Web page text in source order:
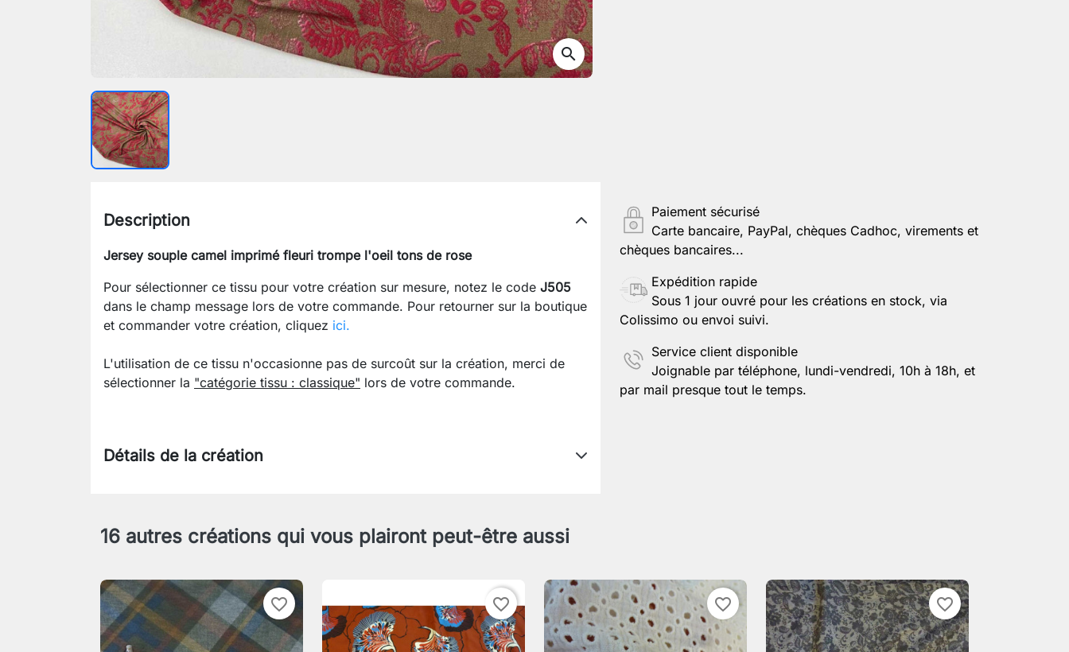
search
Paiement sécurisé
Carte bancaire, PayPal, chèques Cadhoc, virements et
chèques bancaires...
Expédition rapide
Sous 1 jour ouvré pour les créations en stock, via
Colissimo ou envoi suivi.
Service client disponible
Joignable par téléphone, lundi-vendredi, 10h à 18h, et
par mail presque tout le temps.
Description
Jersey souple camel imprimé fleuri trompe l'oeil tons de rose
Pour sélectionner ce tissu pour votre création sur mesure, notez le code J505
dans le champ message lors de votre commande. Pour retourner sur la boutique
et commander votre création, cliquez ici.
L'utilisation de ce tissu n'occasionne pas de surcoût sur la création, merci de
sélectionner la "catégorie tissu : classique" lors de votre commande.
Détails de la création
16 autres créations qui vous plairont peut-être aussi
favorite_border favorite_border favorite_border favorite_border